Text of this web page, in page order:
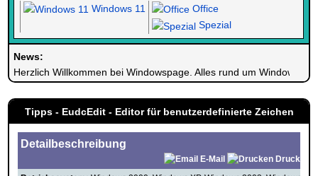
Windows 11
Office
Spezial
News:
Herzlich Willkommen bei Windowspage. Alles rund um Windows.
Tipps - EudcEdit - Editor für benutzerdefinierte Zeichen
Detailbeschreibung
E-Mail
Drucken